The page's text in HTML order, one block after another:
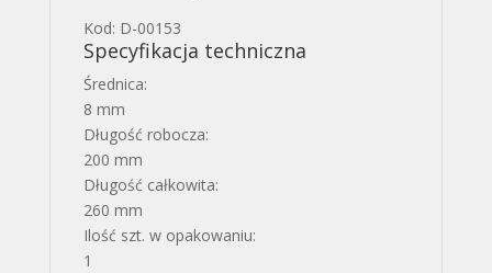
Kod: D-00153
Specyfikacja techniczna
Średnica:
8 mm
Długość robocza:
200 mm
Długość całkowita:
260 mm
Ilość szt. w opakowaniu:
1